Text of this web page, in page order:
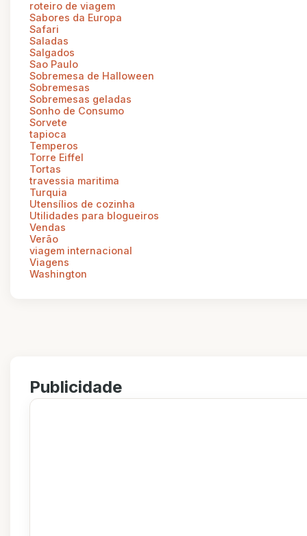
roteiro de viagem
Sabores da Europa
Safari
Saladas
Salgados
Sao Paulo
Sobremesa de Halloween
Sobremesas
Sobremesas geladas
Sonho de Consumo
Sorvete
tapioca
Temperos
Torre Eiffel
Tortas
travessia maritima
Turquia
Utensílios de cozinha
Utilidades para blogueiros
Vendas
Verão
viagem internacional
Viagens
Washington
Publicidade